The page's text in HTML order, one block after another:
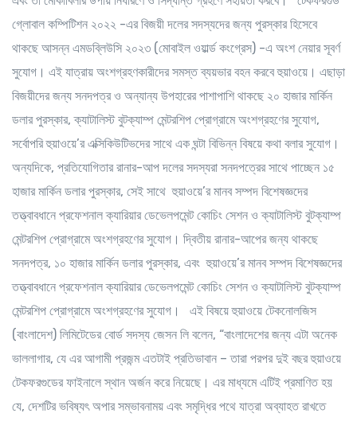
গ্লোবাল কম্পিটিশন ২০২২ -এর বিজয়ী দলের সদস্যদের জন্য পুরস্কার হিসেবে
থাকছে আসন্ন এমডব্লিউসি ২০২৩ (মোবাইল ওয়ার্ল্ড কংগ্রেস) -এ অংশ নেয়ার সূবর্ণ
সুযোগ। এই যাত্রায় অংশগ্রহণকারীদের সমস্ত ব্যয়ভার বহন করবে হুয়াওয়ে। এছাড়া
বিজয়ীদের জন্য সনদপত্র ও অন্যান্য উপহারের পাশাপাশি থাকছে ২০ হাজার মার্কিন
ডলার পুরস্কার, ক্যাটালিস্ট বুটক্যাম্প মেন্টরশিপ প্রোগ্রামে অংশগ্রহণের সুযোগ,
সর্বোপরি হুয়াওয়ে’র এক্সিকিউটিভদের সাথে এক ঘন্টা বিভিন্ন বিষয়ে কথা বলার সুযোগ।
অন্যদিকে, প্রতিযোগিতার রানার-আপ দলের সদস্যরা সনদপত্রের সাথে পাচ্ছেন ১৫
হাজার মার্কিন ডলার পুরস্কার, সেই সাথে হুয়াওয়ে’র মানব সম্পদ বিশেষজ্ঞদের
তত্ত্বাবধানে প্রফেশনাল ক্যারিয়ার ডেভেলপমেন্ট কোচিং সেশন ও ক্যাটালিস্ট বুটক্যাম্প
মেন্টরশিপ প্রোগ্রামে অংশগ্রহণের সুযোগ। দ্বিতীয় রানার-আপের জন্য থাকছে
সনদপত্র, ১০ হাজার মার্কিন ডলার পুরস্কার, এবং হুয়াওয়ে’র মানব সম্পদ বিশেষজ্ঞদের
তত্ত্বাবধানে প্রফেশনাল ক্যারিয়ার ডেভেলপমেন্ট কোচিং সেশন ও ক্যাটালিস্ট বুটক্যাম্প
মেন্টরশিপ প্রোগ্রামে অংশগ্রহণের সুযোগ। এই বিষয়ে হুয়াওয়ে টেকনোলজিস
(বাংলাদেশ) লিমিটেডের বোর্ড সদস্য জেসন লি বলেন, “বাংলাদেশের জন্য এটা অনেক
ভাললাগার, যে এর আগামী প্রজন্ম এতটাই প্রতিভাবান – তারা পরপর দুই বছর হুয়াওয়ে
টেকফরগুডের ফাইনালে স্থান অর্জন করে নিয়েছে। এর মাধ্যমে এটিই প্রমাণিত হয়
যে, দেশটির ভবিষ্যৎ অপার সম্ভাবনাময় এবং সমৃদ্ধির পথে যাত্রা অব্যাহত রাখতে